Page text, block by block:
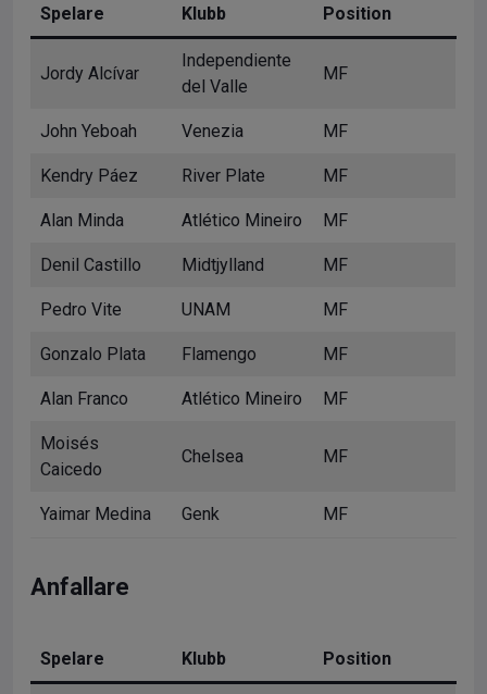
Spelare Klubb Position
Jordy Alcívar
Independiente
del Valle
MF
John Yeboah Venezia MF
Kendry Páez River Plate MF
Alan Minda Atlético Mineiro MF
Denil Castillo Midtjylland MF
Pedro Vite UNAM MF
Gonzalo Plata Flamengo MF
Alan Franco Atlético Mineiro MF
Moisés
Caicedo
Chelsea MF
Yaimar Medina Genk MF
Anfallare
Spelare Klubb Position